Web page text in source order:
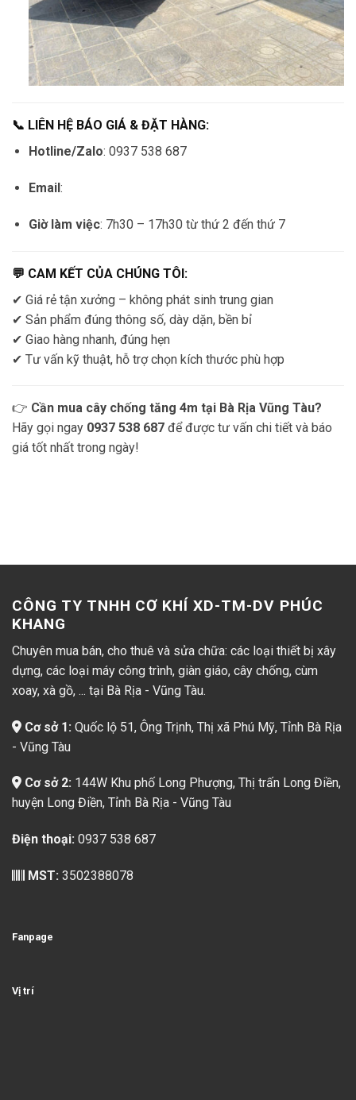
📞 LIÊN HỆ BÁO GIÁ & ĐẶT HÀNG:
Hotline/Zalo: 0937 538 687
Email:
Giờ làm việc: 7h30 – 17h30 từ thứ 2 đến thứ 7
💬 CAM KẾT CỦA CHÚNG TÔI:
✔ Giá rẻ tận xưởng – không phát sinh trung gian
✔ Sản phẩm đúng thông số, dày dặn, bền bỉ
✔ Giao hàng nhanh, đúng hẹn
✔ Tư vấn kỹ thuật, hỗ trợ chọn kích thước phù hợp
👉 Cần mua cây chống tăng 4m tại Bà Rịa Vũng Tàu?
Hãy gọi ngay 0937 538 687 để được tư vấn chi tiết và báo
giá tốt nhất trong ngày!
CÔNG TY TNHH CƠ KHÍ XD-TM-DV PHÚC
KHANG
Chuyên mua bán, cho thuê và sửa chữa: các loại thiết bị xây
dựng, các loại máy công trình, giàn giáo, cây chống, cùm
xoay, xà gồ, ... tại Bà Rịa - Vũng Tàu.
Cơ sở 1: Quốc lộ 51, Ông Trịnh, Thị xã Phú Mỹ, Tỉnh Bà Rịa
- Vũng Tàu
Cơ sở 2: 144W Khu phố Long Phượng, Thị trấn Long Điền,
huyện Long Điền, Tỉnh Bà Rịa - Vũng Tàu
Điện thoại: 0937 538 687
MST: 3502388078
Fanpage
Vị trí